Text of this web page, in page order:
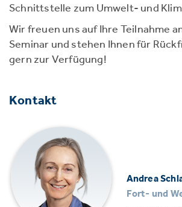
Schnittstelle zum Umwelt- und
Wir freuen uns auf Ihre Teilnahme
Seminar und stehen Ihnen für
gern zur Verfügung!
Kontakt
Andrea
Fort- und